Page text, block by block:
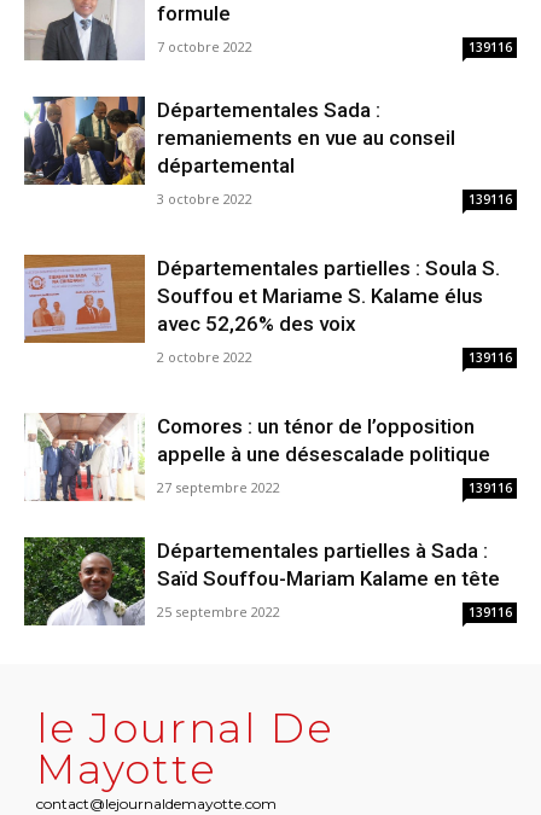
formule
7 octobre 2022 139116
Départementales Sada :
remaniements en vue au conseil
départemental
3 octobre 2022 139116
Départementales partielles : Soula S.
Souffou et Mariame S. Kalame élus
avec 52,26% des voix
2 octobre 2022 139116
Comores : un ténor de l’opposition
appelle à une désescalade politique
27 septembre 2022 139116
Départementales partielles à Sada :
Saïd Souffou-Mariam Kalame en tête
25 septembre 2022 139116
le Journal De
Mayotte
contact@lejournaldemayotte.com